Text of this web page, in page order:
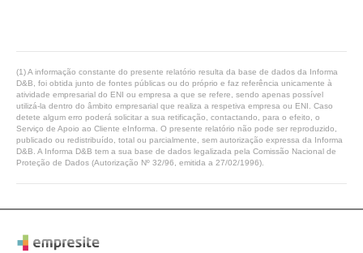
(1) A informação constante do presente relatório resulta da base de dados da Informa
D&B, foi obtida junto de fontes públicas ou do próprio e faz referência unicamente à
atividade empresarial do ENI ou empresa a que se refere, sendo apenas possível
utilizá-la dentro do âmbito empresarial que realiza a respetiva empresa ou ENI. Caso
detete algum erro poderá solicitar a sua retificação, contactando, para o efeito, o
Serviço de Apoio ao Cliente eInforma. O presente relatório não pode ser reproduzido,
publicado ou redistribuído, total ou parcialmente, sem autorização expressa da Informa
D&B. A Informa D&B tem a sua base de dados legalizada pela Comissão Nacional de
Proteção de Dados (Autorização Nº 32/96, emitida a 27/02/1996).